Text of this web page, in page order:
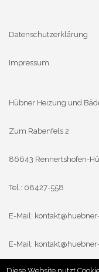
Datenschutzerklärung
Impressum
Hübner Heizung und
Zum Rabenfels 2
86643 Rennertshofen-
Tel.: 08427-558
E-Mail:
E-Mail: